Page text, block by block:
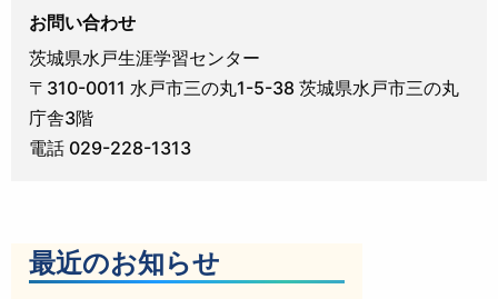
お問い合わせ
茨城県水戸生涯学習センター
〒310-0011 水戸市三の丸1-5-38 茨城県水戸市三の丸
庁舎3階
電話 029-228-1313
最近のお知らせ